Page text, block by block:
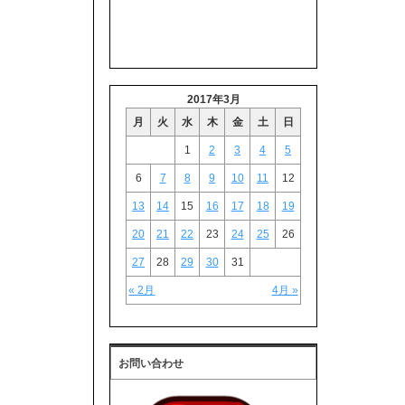
2017年3月
月
火 水 木 金 土 日
« 2月 4月 »
1 2 3 4 5
6 7 8 9 10 11 12
13 14 15 16 17 18 19
20 21 22 23 24 25 26
27 28 29 30 31
お問い合わせ